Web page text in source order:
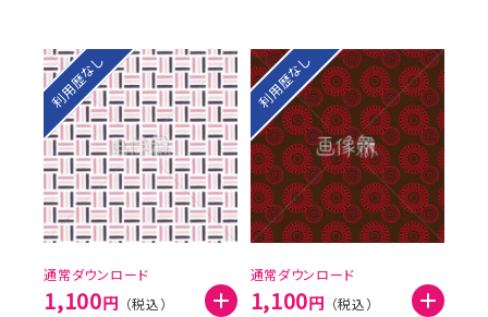
利用歴なし
通常ダウンロード
1,100円
利用歴なし
通常ダウンロード
1,100円